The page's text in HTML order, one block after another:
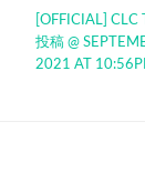
[OFFICIAL] CLC
投稿 @
2021 AT